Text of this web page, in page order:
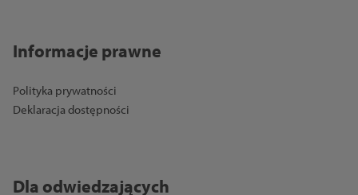
Informacje prawne
Polityka prywatności
Deklaracja dostępności
Dla odwiedzających